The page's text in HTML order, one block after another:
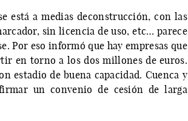
está a medias deconstrucción, con las
sin licencia de uso, etc… parece
Por eso informó que hay empresas que
en torno a los dos millones de euros.
estadio de buena capacidad. Cuenca y
un convenio de cesión de larga